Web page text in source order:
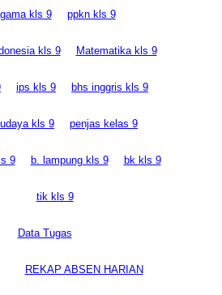
kls 9 ppkn kls 9
kls 9 Matematika kls 9
ips kls 9 bhs inggris kls 9
kls 9 penjas kelas 9
9 b. lampung kls 9 bk kls 9
tik kls 9
Data Tugas
REKAP ABSEN HARIAN